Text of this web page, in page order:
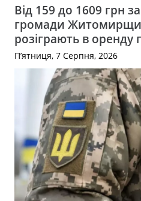
Від 159 до 1609 грн
громади
розіграють в оренду
П’ятниця, 7 Серпня, 2026